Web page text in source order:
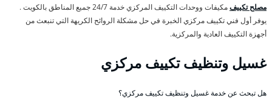
مصلح تكييفمكيفات ووحدات التكييف المركزي خدمة 24/7 جميع المناطق بالكويت .
يوفر أول فني تكييف مركزي الخبرة في حل مشكلة الروائح الكريهة التي تنبعث من
أجهزة التكييف العادية والمركزية.
غسيل وتنظيف تكييف مركزي
هل تبحث عن خدمة غسيل وتنظيف تكييف مركزي؟